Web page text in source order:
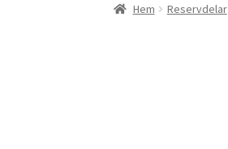
Hem Reservdelar